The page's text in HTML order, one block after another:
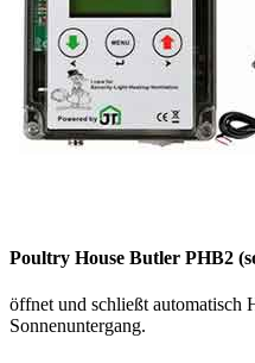
Poultry House Butler
öffnet und schließt automatisch
Sonnenuntergang.